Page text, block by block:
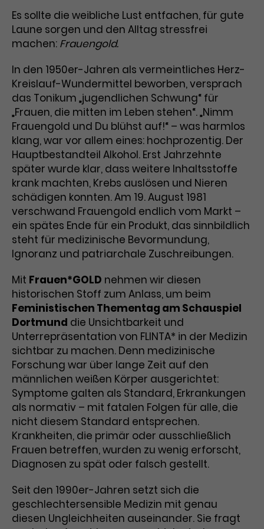
und es wird Zugang zu
geschützten Bereichen gewährt.
Name cookie_optin
Anbieter TYPO3
Laufzeit 1 Monat
Zweck
Enthält die gewählten Tracking-
Optin-Einstellungen.
Laufzeit 2 Jahre
Zweck
Dieses Cookie wird von Google
wird verwendet, um
Besucher*innen-, Sitzungs- und
Kampagnendaten zu berechnen
und die Nutzung der Website für
den Analysebericht der Website zu
verfolgen. Die Cookies speichern
Informationen anonym und weisen
eine zufallsgenerierte Nummer zu,
um Besuche zu erkennen.
Name _gid
Anbieter Google Analytics
Laufzeit 1 Tag
Zweck
Dieses Cookie wird von Google
Analytics installiert. Das Cookie
wird verwendet, um Informationen
darüber zu speichern, wie
Besucher*innen eine Website
nutzen, und hilft bei der Erstellung
eines Analyseberichts über die
Performance der Website. Die
erhobenen Daten umfassen in
anonymisierter Form die Anzahl
der Besuche, die Quelle, aus der sie
stammen, und die besuchten
Seiten.
Name _gat_UA-63561367-1
Marketing
Diese Gruppe beinhaltet alle Scripte, die es uns
ermöglichen die Leistung unserer
Werbekampagnen zu analysieren und
uns dabei Werbeanzeigen und Inhalte besser auf
die Interessen unserer Nutzer abzustimmen.
Name
_gcl_au
Anbieter Google Ads
Laufzeit 3 Monate
Zweck
Wird von Google verwendet, um
die Effizienz von Werbeanzeigen zu
messen und Conversions zu
speichern. Dieses Cookie hilft dabei
nachzuvollziehen, ob Nutzer über
Google-Anzeigen auf unsere
Website gelangt sind.
Name _gcl_aw
Anbieter Google Ads
Laufzeit 3 Monate
Zweck
Dieses Cookie speichert
Informationen zu Werbeklicks und
dient der Zuordnung von
Conversions zu Google Ads-
Kampagnen.
Name _gcl_dc
Anbieter Google / DoubleClick
Cookie-Informationen
Es sollte die weibliche Lust entfachen, für gute
Laune sorgen und den Alltag stressfrei
machen: Frauengold.
In den 1950er-Jahren als vermeintliches Herz-
Kreislauf-Wundermittel beworben, versprach
das Tonikum „jugendlichen Schwung“ für
„Frauen, die mitten im Leben stehen“. „Nimm
Frauengold und Du blühst auf!“ – was harmlos
klang, war vor allem eines: hochprozentig. Der
Hauptbestandteil Alkohol. Erst Jahrzehnte
später wurde klar, dass weitere Inhaltsstoffe
krank machten, Krebs auslösen und Nieren
schädigen konnten. Am 19. August 1981
verschwand Frauengold endlich vom Markt –
ein spätes Ende für ein Produkt, das sinnbildlich
steht für medizinische Bevormundung,
Ignoranz und patriarchale Zuschreibungen.
Mit Frauen*GOLD nehmen wir diesen
historischen Stoff zum Anlass, um beim
Feministischen Thementag am Schauspiel
Dortmund die Unsichtbarkeit und
Unterrepräsentation von FLINTA* in der Medizin
sichtbar zu machen. Denn medizinische
Forschung war über lange Zeit auf den
männlichen weißen Körper ausgerichtet:
Symptome galten als Standard, Erkrankungen
als normativ – mit fatalen Folgen für alle, die
nicht diesem Standard entsprechen.
Krankheiten, die primär oder ausschließlich
Frauen betreffen, wurden zu wenig erforscht,
Diagnosen zu spät oder falsch gestellt.
Seit den 1990er-Jahren setzt sich die
geschlechtersensible Medizin mit genau
diesen Ungleichheiten auseinander. Sie fragt